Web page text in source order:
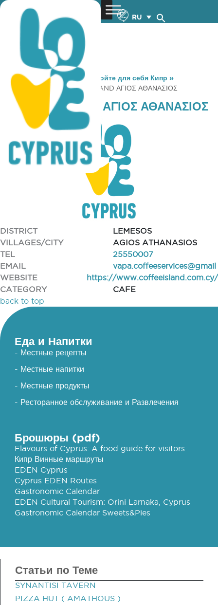
RU
You are here: Home »Откройте для себя Кипр »
Gastronomy
» COFFEE ISLAND ΑΓΙΟΣ ΑΘΑΝΑΣΙΟΣ
COFFEE ISLAND ΑΓΙΟΣ ΑΘΑΝΑΣΙΟΣ
DISTRICT
LEMESOS
VILLAGES/CITY
AGIOS ATHANASIOS
TEL
25550007
EMAIL
vapa.coffeeservices@gmail
WEBSITE
https://www.coffeeisland.com.cy/
CATEGORY
CAFE
back to top
Еда и Напитки
- Местные рецепты
- Местные напитки
- Местные продукты
- Ресторанное обслуживание и Развлечения
Брошюры (pdf)
Flavours of Cyprus: A food guide for visitors
Кипр Винные маршруты
EDEN Cyprus
Cyprus EDEN Routes
Gastronomic Calendar
EDEN Cultural Tourism: Orini Larnaka, Cyprus
Gastronomic Calendar Sweets&Pies
Статьи по Теме
SYNANTISI TAVERN
PIZZA HUT ( AMATHOUS )